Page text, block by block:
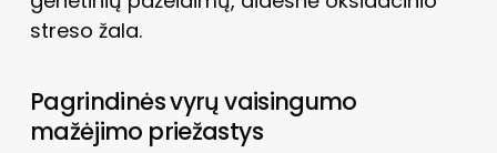
streso žala.
Pagrindinės vyrų vaisingumo
mažėjimo priežastys